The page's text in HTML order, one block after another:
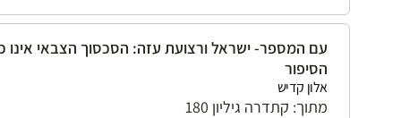
עם המספר- ישראל ורצועת עזה: הסכסוך הצבאי אינו
הסיפור
אלון קדיש
מתוך: קתדרה גיליון 180